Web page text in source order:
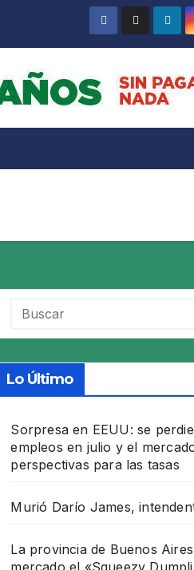
Lo Último
Sorpresa en EEUU: se
empleos en julio y el
perspectivas para las tasas
Murió Darío James,
La provincia de Buenos
mercado el «Squeezy